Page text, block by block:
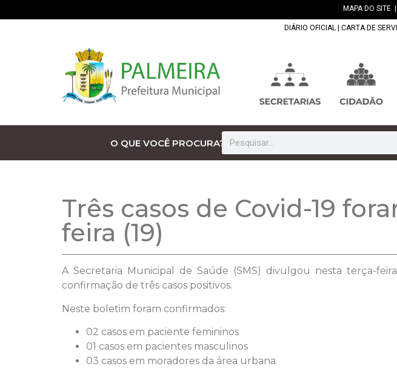
MAPA DO SITE
DIÁRIO OFICIAL CARTA DE
O QUE VOCÊ PROCURA?
Três casos de Covid-19
feira (19)
A Secretaria Municipal de Saúde (SMS) divulgou nesta terça-
confirmação de três casos positivos.
Neste boletim foram confirmados:
02 casos em paciente femininos
01 casos em pacientes masculinos
03 casos em moradores da área urbana